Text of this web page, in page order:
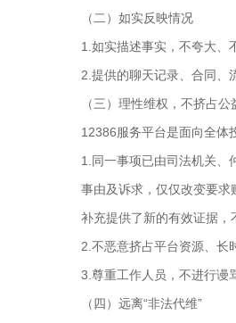
（二）如实反映情况
1.如实描述事实，不夸大、
2.提供的聊天记录、合同、
（三）理性维权，不挤占公
12386服务平台是面向全体
1.同一事项已由司法机关、
事由及诉求，仅仅改变要求
补充提供了新的有效证据，
2.不恶意挤占平台资源、长
3.尊重工作人员，不进行谩
（四）远离“非法代维”